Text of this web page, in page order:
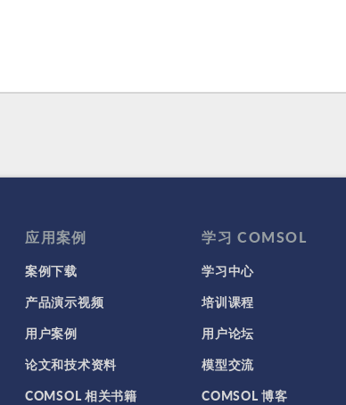
应用案例
案例下载
产品演示视频
用户案例
论文和技术资料
COMSOL 相关书籍
学习 COMSOL
学习中心
培训课程
用户论坛
模型交流
COMSOL 博客